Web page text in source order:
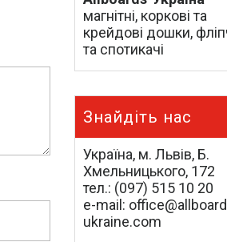
магнітні, коркові та
крейдові дошки,
та спотикачі
Знайдіть нас
Україна, м. Львів, Б.
Хмельницького, 172
тел.: (097) 515 10 20
e-mail:
ukraine.com